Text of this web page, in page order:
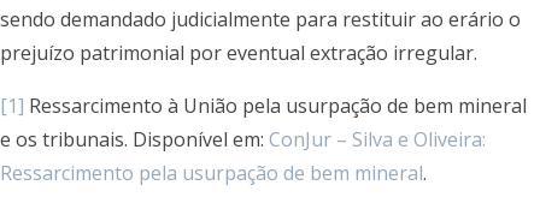
sendo demandado judicialmente para restituir ao erário o
prejuízo patrimonial por eventual extração irregular.
[1] Ressarcimento à União pela usurpação de bem mineral
e os tribunais. Disponível em: ConJur – Silva e Oliveira:
Ressarcimento pela usurpação de bem mineral.